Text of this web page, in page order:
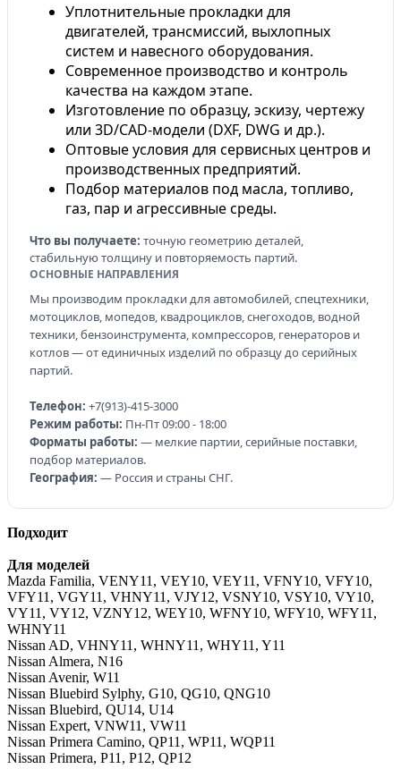
Уплотнительные прокладки для
двигателей, трансмиссий, выхлопных
систем и навесного оборудования.
Современное производство и контроль
качества на каждом этапе.
Изготовление по образцу, эскизу, чертежу
или 3D/CAD-модели (DXF, DWG и др.).
Оптовые условия для сервисных центров и
производственных предприятий.
Подбор материалов под масла, топливо,
газ, пар и агрессивные среды.
Что вы получаете: точную геометрию деталей,
стабильную толщину и повторяемость партий.
ОСНОВНЫЕ НАПРАВЛЕНИЯ
Мы производим прокладки для автомобилей, спецтехники,
мотоциклов, мопедов, квадроциклов, снегоходов, водной
техники, бензоинструмента, компрессоров, генераторов и
котлов — от единичных изделий по образцу до серийных
партий.
Телефон: +7(913)-415-3000
Режим работы: Пн-Пт 09:00 - 18:00
Форматы работы: — мелкие партии, серийные поставки,
подбор материалов.
География: — Россия и страны СНГ.
Подходит
Для моделей
Mazda Familia, VENY11, VEY10, VEY11, VFNY10, VFY10,
VFY11, VGY11, VHNY11, VJY12, VSNY10, VSY10, VY10,
VY11, VY12, VZNY12, WEY10, WFNY10, WFY10, WFY11,
WHNY11
Nissan AD, VHNY11, WHNY11, WHY11, Y11
Nissan Almera, N16
Nissan Avenir, W11
Nissan Bluebird Sylphy, G10, QG10, QNG10
Nissan Bluebird, QU14, U14
Nissan Expert, VNW11, VW11
Nissan Primera Camino, QP11, WP11, WQP11
Nissan Primera, P11, P12, QP12